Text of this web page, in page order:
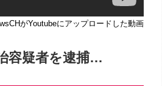
がYoutubeにアップロードした動画
容疑者を逮捕…